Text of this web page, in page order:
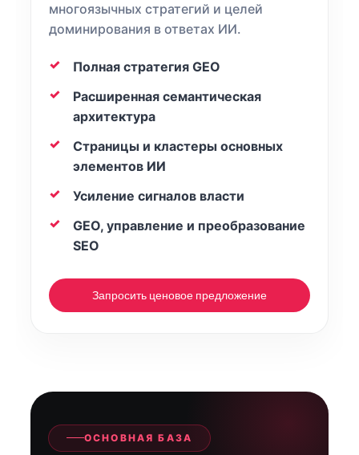
многоязычных стратегий и целей
доминирования в ответах ИИ.
Полная стратегия GEO
Расширенная семантическая
архитектура
Страницы и кластеры основных
элементов ИИ
Усиление сигналов власти
GEO, управление и преобразование
SEO
Запросить ценовое предложение
ОСНОВНАЯ БАЗА